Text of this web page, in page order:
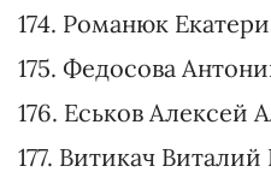
162. Кармаза
163. Моркляник
164. Баланюк Юрий
165. Резникова